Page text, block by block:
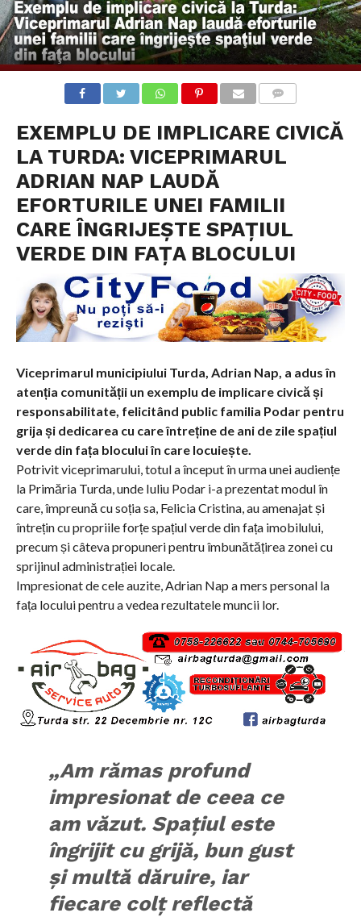
EXEMPLU DE IMPLICARE CIVICĂ
LA TURDA: VICEPRIMARUL
ADRIAN NAP LAUDĂ
EFORTURILE UNEI FAMILII
CARE ÎNGRIJEȘTE SPAȚIUL
VERDE DIN FAȚA BLOCULUI
Viceprimarul municipiului Turda, Adrian Nap, a adus în
atenția comunității un exemplu de implicare civică și
responsabilitate, felicitând public familia Podar pentru
grija și dedicarea cu care întreține de ani de zile spațiul
verde din fața blocului în care locuiește.
Potrivit viceprimarului, totul a început în urma unei audiențe
la Primăria Turda, unde Iuliu Podar i-a prezentat modul în
care, împreună cu soția sa, Felicia Cristina, au amenajat și
întrețin cu propriile forțe spațiul verde din fața imobilului,
precum și câteva propuneri pentru îmbunătățirea zonei cu
sprijinul administrației locale.
Impresionat de cele auzite, Adrian Nap a mers personal la
fața locului pentru a vedea rezultatele muncii lor.
„Am rămas profund
impresionat de ceea ce
am văzut. Spațiul este
îngrijit cu grijă, bun gust
și multă dăruire, iar
fiecare colț reflectă